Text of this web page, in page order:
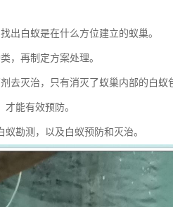
出白蚁是在什么方位建立的蚁巢。
，再制定方案处理。
去灭治，只有消灭了蚁巢内部的白
能有效预防。
勘测，以及白蚁预防和灭治。